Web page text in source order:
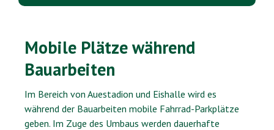
Mobile Plätze während
Bauarbeiten
Im Bereich von Auestadion und Eishalle wird es
während der Bauarbeiten mobile Fahrrad-Parkplätze
geben. Im Zuge des Umbaus werden dauerhafte